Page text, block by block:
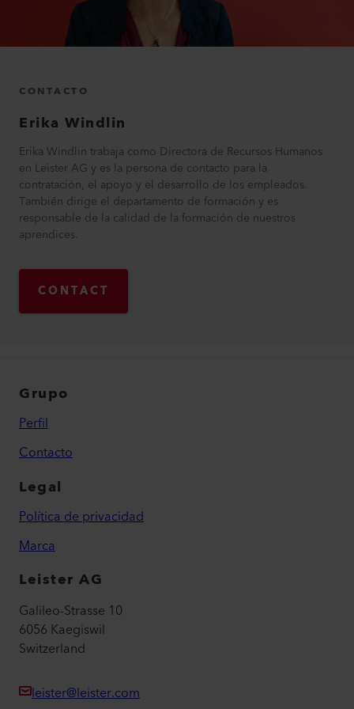
CONTACTO
Erika Windlin
Erika Windlin trabaja como Directora de Recursos Humanos
en Leister AG y es la persona de contacto para la
contratación, el apoyo y el desarrollo de los empleados.
También dirige el departamento de formación y es
responsable de la calidad de la formación de nuestros
aprendices.
CONTACT
Grupo
Perfil
Contacto
Legal
Política de privacidad
Marca
Leister AG
Galileo-Strasse 10
6056 Kaegiswil
Switzerland
leister@leister.com